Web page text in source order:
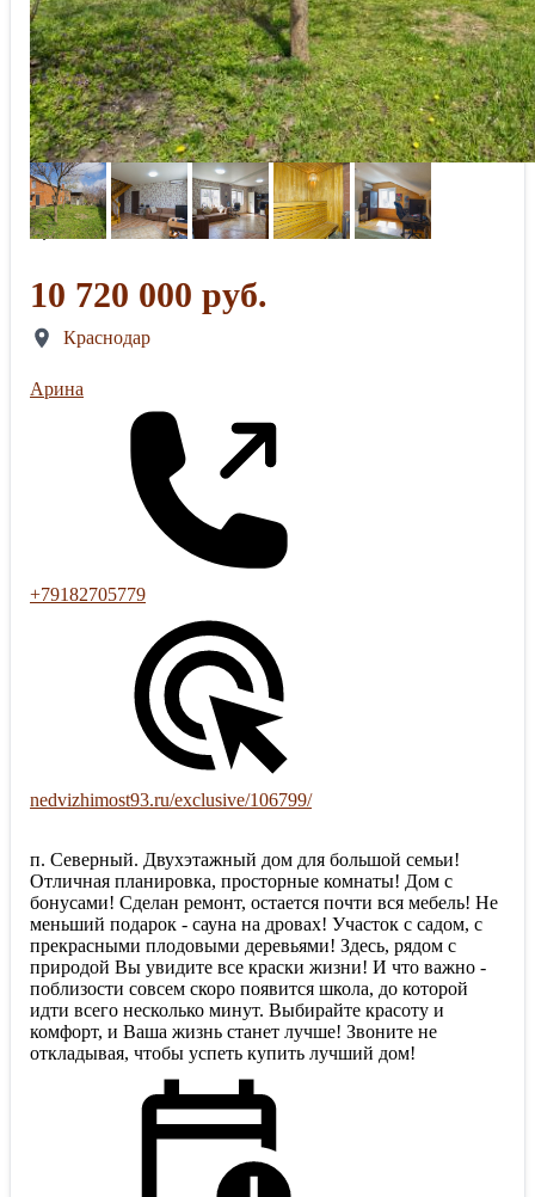
10 720 000 руб.
Краснодар
Арина
+79182705779
nedvizhimost93.ru/exclusive/106799/
п. Северный. Двухэтажный дом для большой семьи!
Отличная планировка, просторные комнаты! Дом с
бонусами! Сделан ремонт, остается почти вся мебель! Не
меньший подарок - сауна на дровах! Участок с садом, с
прекрасными плодовыми деревьями! Здесь, рядом с
природой Вы увидите все краски жизни! И что важно -
поблизости совсем скоро появится школа, до которой
идти всего несколько минут. Выбирайте красоту и
комфорт, и Ваша жизнь станет лучше! Звоните не
откладывая, чтобы успеть купить лучший дом!